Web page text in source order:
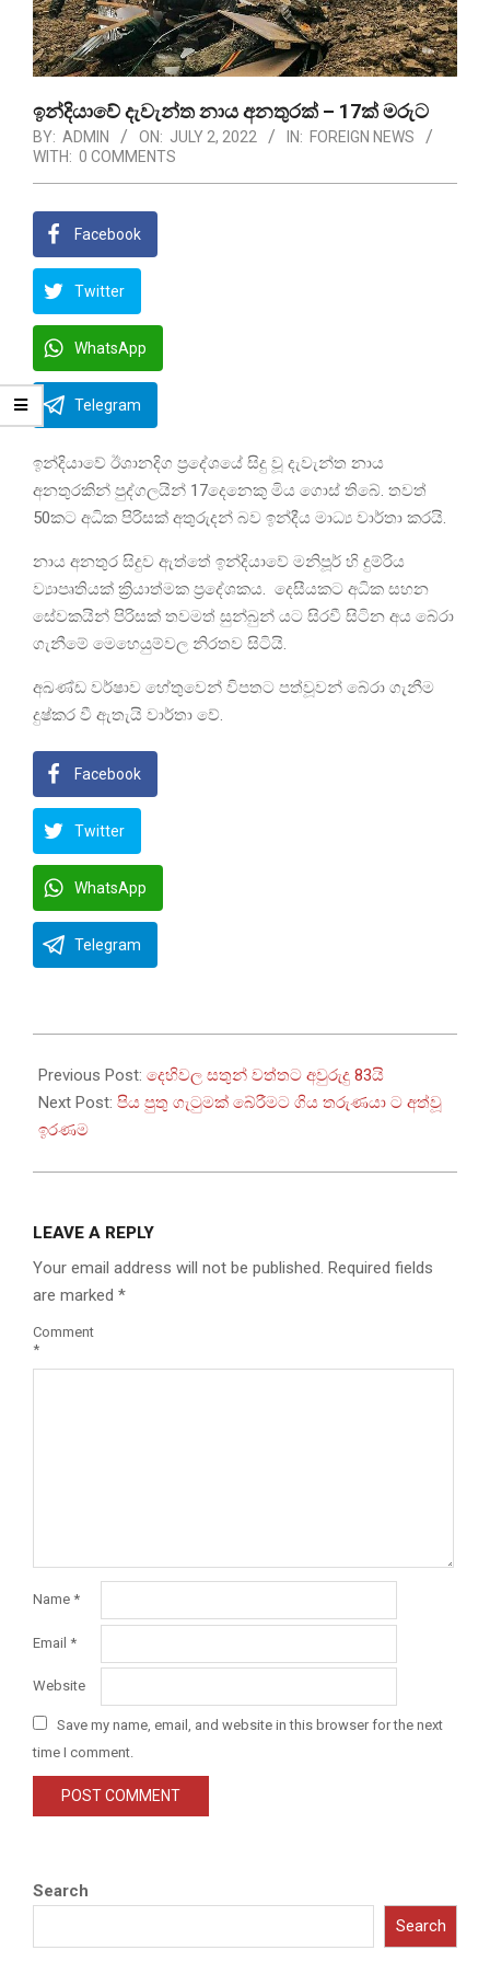
ඉන්දියාවේ දැවැන්ත නාය අනතුරක් – 17ක් මරුට
BY: ADMIN ON: JULY 2, 2022 IN: FOREIGN NEWS
WITH: 0 COMMENTS
Facebook
Twitter
WhatsApp
Telegram
ඉන්දියාවේ ඊශානදිග ප්‍රදේශයේ සිදු වූ දැවැන්ත නාය
අනතුරකින් පුද්ගලයින් 17දෙනෙකු මිය ගොස් තිබේ. තවත්
50කට අධික පිරිසක් අතුරුදන් බව ඉන්දීය මාධ්‍ය වාර්තා කරයි.
නාය අනතුර සිදුව ඇත්තේ ඉන්දියාවේ මනිපූර් හි දුම්රිය
ව්‍යාපෘතියක් ක්‍රියාත්මක ප්‍රදේශකය. දෙසීයකට අධික සහන
සේවකයින් පිරිසක් තවමත් සුන්බුන් යට සිරවී සිටින අය බේරා
ගැනීමේ මෙහෙයුම්වල නිරතව සිටියි.
අඛණ්ඩ වර්ෂාව හේතුවෙන් විපතට පත්වූවන් බේරා ගැනීම
දුෂ්කර වී ඇතැයි වාර්තා වේ.
Facebook
Twitter
WhatsApp
Telegram
07-
02
Previous Post: දෙහිවල සතුන් වත්තට අවුරුදු 83යි
Next Post: පිය පුතු ගැටුමක් බේරීමට ගිය තරුණයා ට අත්වූ
ඉරණම
LEAVE A REPLY
Your email address will not be published. Required fields
are marked *
Comment
*
Name *
Email *
Website
Save my name, email, and website in this browser for the next
time I comment.
Search
Search